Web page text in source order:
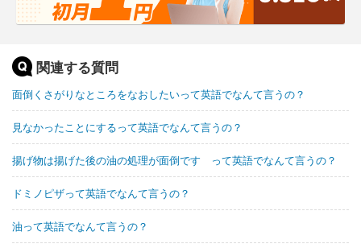
関連する質問
面倒くさがりなところをなおしたいって英語でなんて言うの？
見なかったことにするって英語でなんて言うの？
揚げ物は揚げた後の油の処理が面倒です って英語でなんて言うの？
ドミノピザって英語でなんて言うの？
油って英語でなんて言うの？